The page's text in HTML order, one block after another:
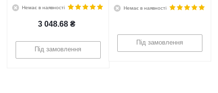
Немає в наявності
3 048.68₴
Під замовлення
Немає в наявності
Під замовлення